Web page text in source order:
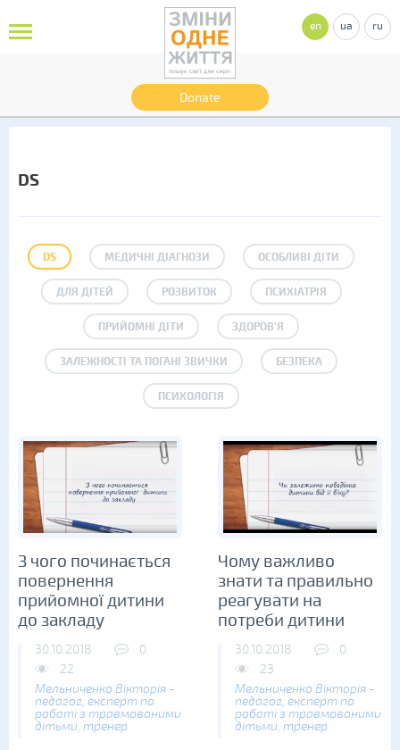
Donate
en ua ru
DS
DS МЕДИЧНІ ДІАГНОЗИ ОСОБЛИВІ ДІТИ
ДЛЯ ДІТЕЙ РОЗВИТОК ПСИХІАТРІЯ
ПРИЙОМНІ ДІТИ ЗДОРОВ'Я
ЗАЛЕЖНОСТІ ТА ПОГАНІ ЗВИЧКИ БЕЗПЕКА
ПСИХОЛОГІЯ
З чого починається
повернення
прийомної дитини
до закладу
30.10.2018
0
22
Мельниченко Вікторія -
педагог, експерт по
роботі з травмованими
дітьми, тренер
Чому важливо
знати та правильно
реагувати на
потреби дитини
30.10.2018
0
23
Мельниченко Вікторія -
педагог, експерт по
роботі з травмованими
дітьми, тренер